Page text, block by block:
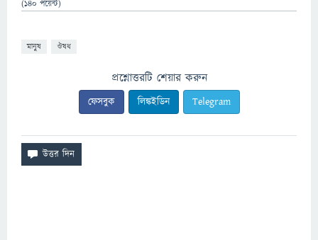
(140 পয়েন্ট)
মানুষ ঔষধ
প্রশ্নোত্তরটি শেয়ার করুন
ফেসবুক লিঙ্কইডিন Telegram